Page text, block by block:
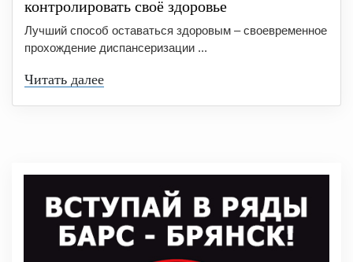
контролировать своё здоровье
Лучший способ оставаться здоровым – своевременное
прохождение диспансеризации ...
Читать далее